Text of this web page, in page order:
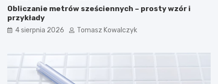
Obliczanie metrów sześciennych – prosty wzór i
przykłady
4 sierpnia 2026 Tomasz Kowalczyk